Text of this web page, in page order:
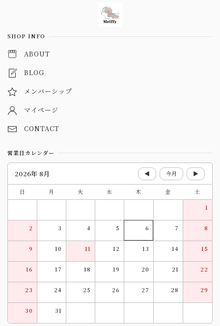
SHOP INFO
ABOUT
BLOG
メンバーシップ
マイページ
CONTACT
営業日カレンダー
2026年 8月 ◀ 今月 ▶
日 月 火 水 木 金
土
1
2 3 4 5 6 7 8
9 10 11 12 13 14 15
16 17 18 19 20 21 22
23 24 25 26 27 28 29
30 31